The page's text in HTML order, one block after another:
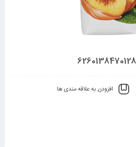
افزودن به علاقه مندی ها